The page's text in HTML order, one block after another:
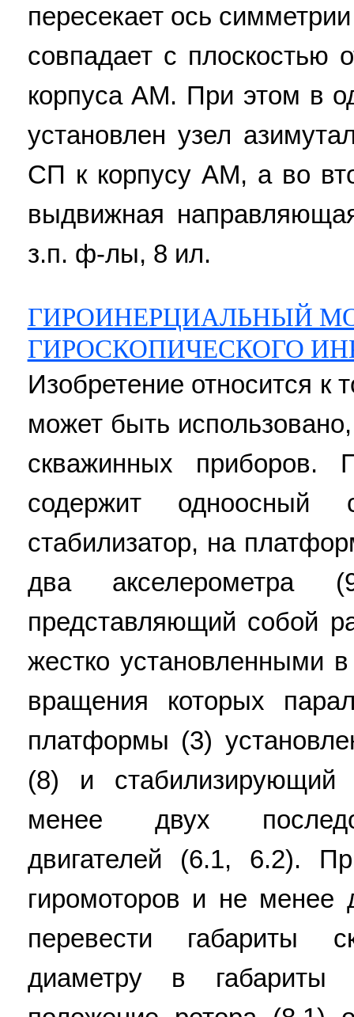
пересекает ось
совпадает с плоскостью
корпуса AM. При этом в
установлен узел
СП к корпусу AM, а во
выдвижная
з.п. ф-лы, 8 ил.
ГИРОИНЕРЦИАЛЬНЫЙ
ГИРОСКОПИЧЕСКОГО
Изобретение относится к
может быть
скважинных приборов.
содержит одноосный
стабилизатор, на
два акселерометра
представляющий собой
жестко установленными
вращения которых
платформы (3)
(8) и
менее двух
двигателей (6.1, 6.2).
гиромоторов и не менее
перевести габариты
диаметру в